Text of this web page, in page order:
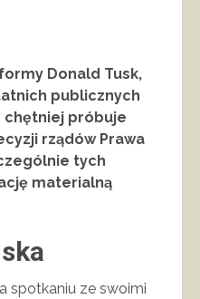
Donald Tusk,
publicznych
chętniej próbuje
rządów Prawa
tych
materialną
spotkaniu ze swoimi